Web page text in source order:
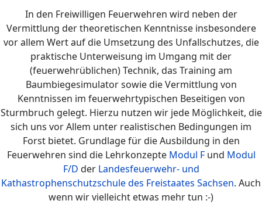
In den Freiwilligen Feuerwehren wird neben der
Vermittlung der theoretischen Kenntnisse insbesondere
vor allem Wert auf die Umsetzung des Unfallschutzes, die
praktische Unterweisung im Umgang mit der
(feuerwehrüblichen) Technik, das Training am
Baumbiegesimulator sowie die Vermittlung von
Kenntnissen im feuerwehrtypischen Beseitigen von
Sturmbruch gelegt. Hierzu nutzen wir jede Möglichkeit, die
sich uns vor Allem unter realistischen Bedingungen im
Forst bietet. Grundlage für die Ausbildung in den
Feuerwehren sind die Lehrkonzepte Modul Fund Modul
F/D der Landesfeuerwehr- und
Kathastrophenschutzschule des Freistaates Sachsen. Auch
wenn wir vielleicht etwas mehr tun :-)